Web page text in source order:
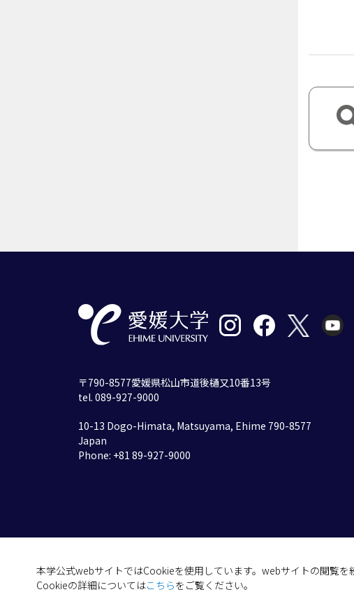
本学公式webサイトではCookieを使用しています。webサイトの閲覧
Cookieの詳細についてはこちらをご覧ください。
〒790-8577愛媛県松山市道後樋又10番13号
tel. 089-927-9000
10-13 Dogo-Himata, Matsuyama, Ehime 790-8577
Japan
Phone: +81 89-927-9000